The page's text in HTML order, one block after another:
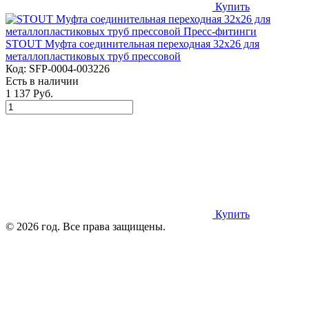
Купить
STOUT Муфта соединительная переходная 32х26 для
металлопластиковых труб прессовой
Код: SFP-0004-003226
Есть в наличии
1 137 Руб.
Купить
© 2026 год. Все права защищены.